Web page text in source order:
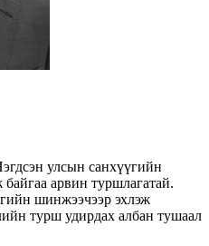
улсын санхүүгийн
арвин туршлагатай.
шинжээчээр эхлэж
турш удирдах албан тушаал